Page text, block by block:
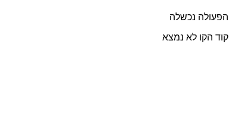
הפעולה נכשלה
קוד הקו לא נמצא